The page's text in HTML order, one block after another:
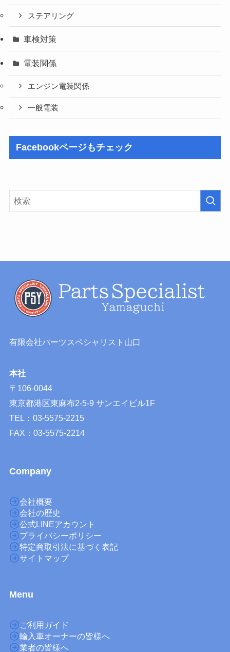
ステアリング
車検対策
電装関係
エンジン電装関係
一般電装
Facebookページもチェック
有限会社パーツスペシャリスト山口
本社
〒106-0044
東京都港区東麻布2-5-9 サンエイビル1F
TEL：03-5575-2215
FAX：03-5575-2214
Company
会社概要
会社の歴史
公式LINEアカウント
プライバシーポリシー
特定商取引法に基づく表記
サイトマップ
Menu
ご利用ガイド
輸入車オーナーの皆様へ
業者の皆様へ